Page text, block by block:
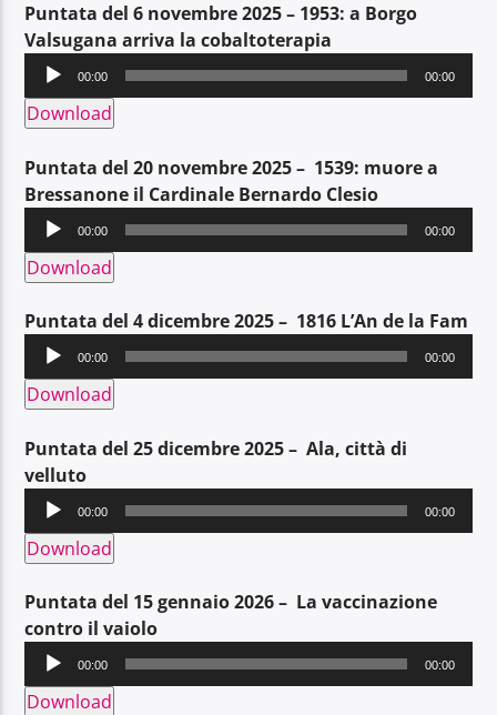
Puntata del 6 novembre 2025 – 1953: a Borgo
Valsugana arriva la cobaltoterapia
Audio
Player
00:00 00:00
Download
Puntata del 20 novembre 2025 – 1539: muore a
Bressanone il Cardinale Bernardo Clesio
Audio
Player
00:00 00:00
Download
Puntata del 4 dicembre 2025 – 1816 L’An de la Fam
Audio
Player
00:00 00:00
Download
Puntata del 25 dicembre 2025 – Ala, città di
velluto
Audio
Player
00:00 00:00
Download
Puntata del 15 gennaio 2026 – La vaccinazione
contro il vaiolo
Audio
Player
00:00 00:00
Download